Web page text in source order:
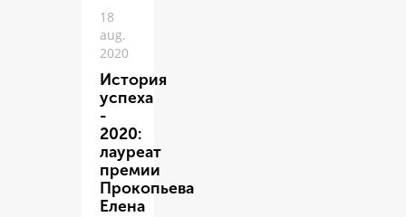
18
aug.
2020
История
успеха
-
2020:
лауреат
премии
Прокопьева
Елена